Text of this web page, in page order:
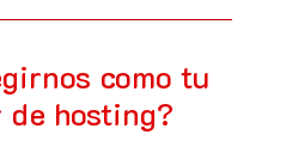
como tu
de hosting?